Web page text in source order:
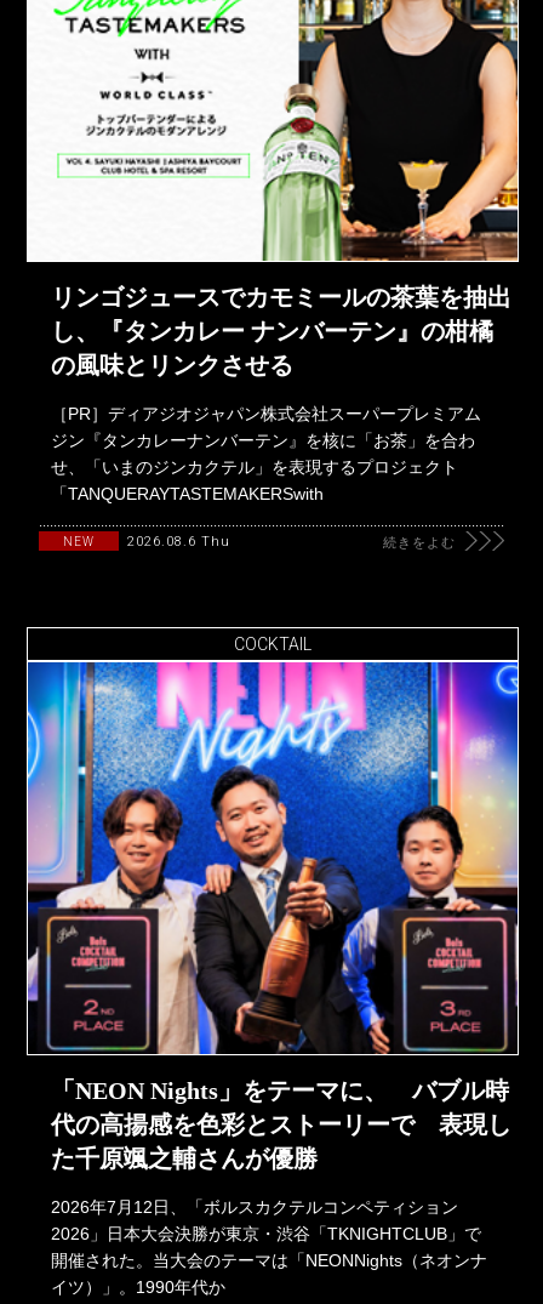
リンゴジュースでカモミールの茶葉を抽出
し、『タンカレー ナンバーテン』の柑橘
の風味とリンクさせる
［PR］ディアジオジャパン株式会社スーパープレミアム
ジン『タンカレーナンバーテン』を核に「お茶」を合わ
せ、「いまのジンカクテル」を表現するプロジェクト
「TANQUERAYTASTEMAKERSwith
NEW 2026.08.6 Thu 続きをよむ
COCKTAIL
「NEON Nights」をテーマに、 バブル時
代の高揚感を色彩とストーリーで 表現し
た千原颯之輔さんが優勝
2026年7月12日、「ボルスカクテルコンペティション
2026」日本大会決勝が東京・渋谷「TKNIGHTCLUB」で
開催された。当大会のテーマは「NEONNights（ネオンナ
イツ）」。1990年代か